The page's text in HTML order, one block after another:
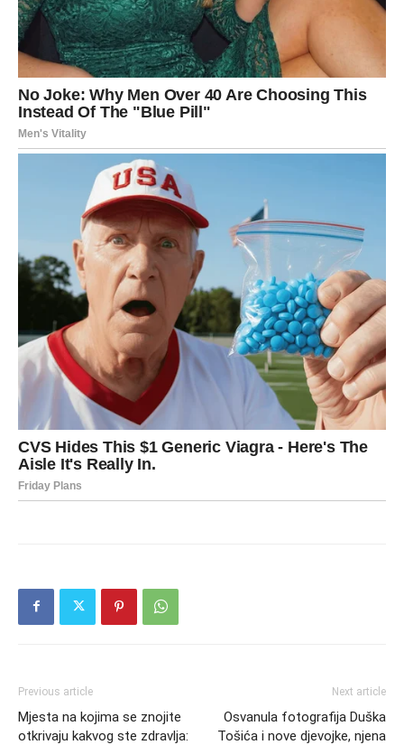
Previous article
Mjesta na kojima se znojite
otkrivaju kakvog ste zdravlja:
Next article
Osvanula fotografija Duška
Tošića i nove djevojke, njena